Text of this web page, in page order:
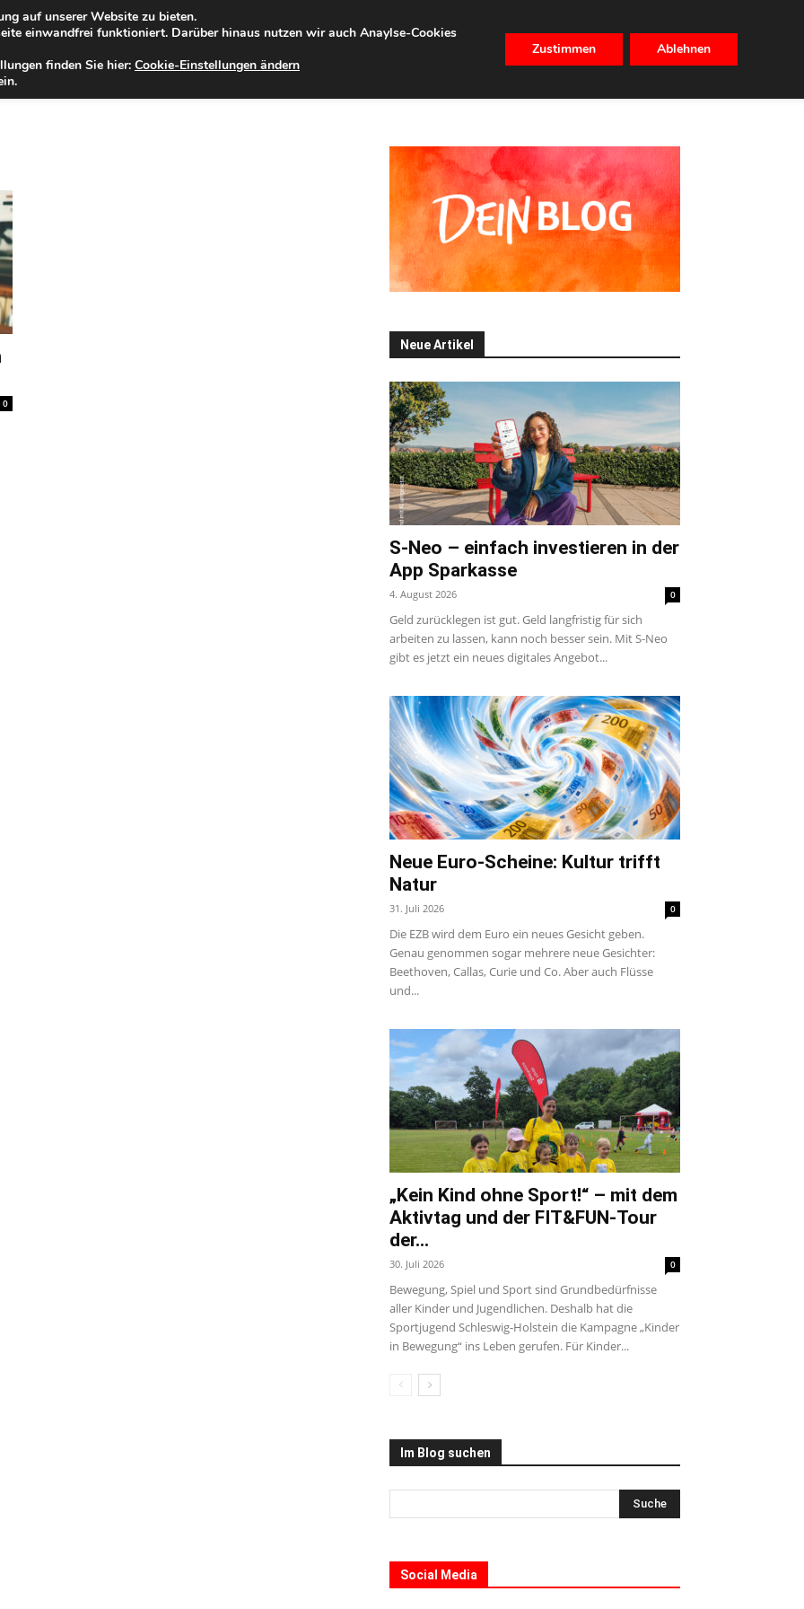
06.08.2026 Zur Internet-Filiale der Förde Sparkasse
IHRE REGION WERTPAPIERE FIRMENKUNDEN IMMOBILIEN
0
Neue Artikel
S-Neo – einfach investieren in der
App Sparkasse
4. August 2026 0
Geld zurücklegen ist gut. Geld langfristig für sich
arbeiten zu lassen, kann noch besser sein. Mit S-Neo
gibt es jetzt ein neues digitales Angebot...
Neue Euro-Scheine: Kultur trifft
Natur
31. Juli 2026 0
Die EZB wird dem Euro ein neues Gesicht geben.
Genau genommen sogar mehrere neue Gesichter:
Beethoven, Callas, Curie und Co. Aber auch Flüsse
und...
„Kein Kind ohne Sport!“ – mit dem
Aktivtag und der FIT&FUN-Tour
der...
30. Juli 2026 0
Bewegung, Spiel und Sport sind Grundbedürfnisse
aller Kinder und Jugendlichen. Deshalb hat die
Sportjugend Schleswig-Holstein die Kampagne „Kinder
in Bewegung“ ins Leben gerufen. Für Kinder...
Im Blog suchen
Social Media
auf unserer Website zu bieten.
einwandfrei funktioniert. Darüber hinaus nutzen wir auch Anaylse-Cookies
finden Sie hier: Cookie-Einstellungen ändern
Zustimmen Ablehnen